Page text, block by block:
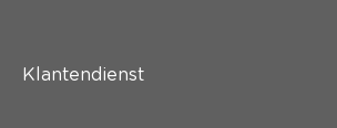
Klantendienst